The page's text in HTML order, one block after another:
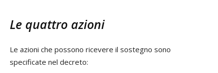
Le quattro azioni
Le azioni che possono ricevere il sostegno sono
specificate nel decreto: